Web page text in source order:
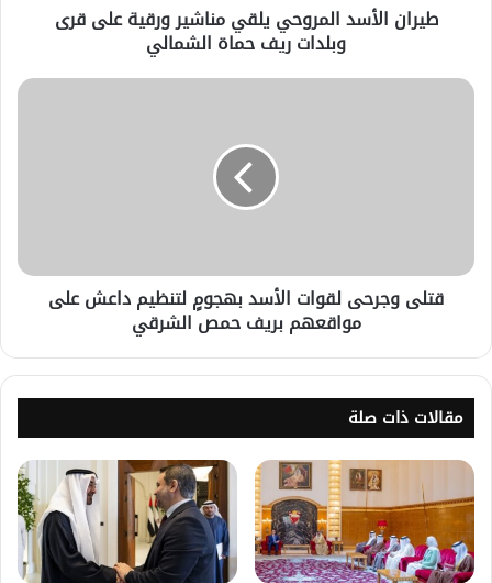
طيران الأسد المروحي يلقي مناشير ورقية على قرى
وبلدات ريف حماة الشمالي
قتلى وجرحى لقوات الأسد بهجومٍ لتنظيم داعش على
مواقعهم بريف حمص الشرقي
مقالات ذات صلة